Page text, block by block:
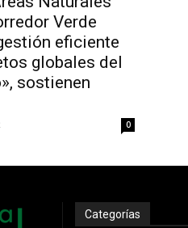
Verde
eficiente
globales del
sostienen
0
Categorías